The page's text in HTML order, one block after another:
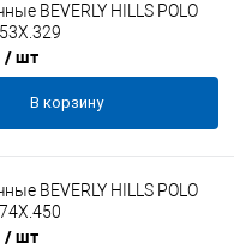
BEVERLY HILLS POLO
/ шт
В корзину
BEVERLY HILLS POLO
/ шт